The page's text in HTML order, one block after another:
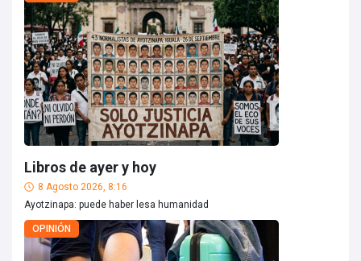
Libros de ayer y hoy
8 Agosto 2026, 8:16
Ayotzinapa: puede haber lesa humanidad
OPINIÓN